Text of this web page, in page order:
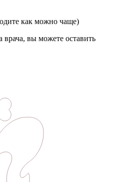
как можно чаще)
врача, вы можете оставить